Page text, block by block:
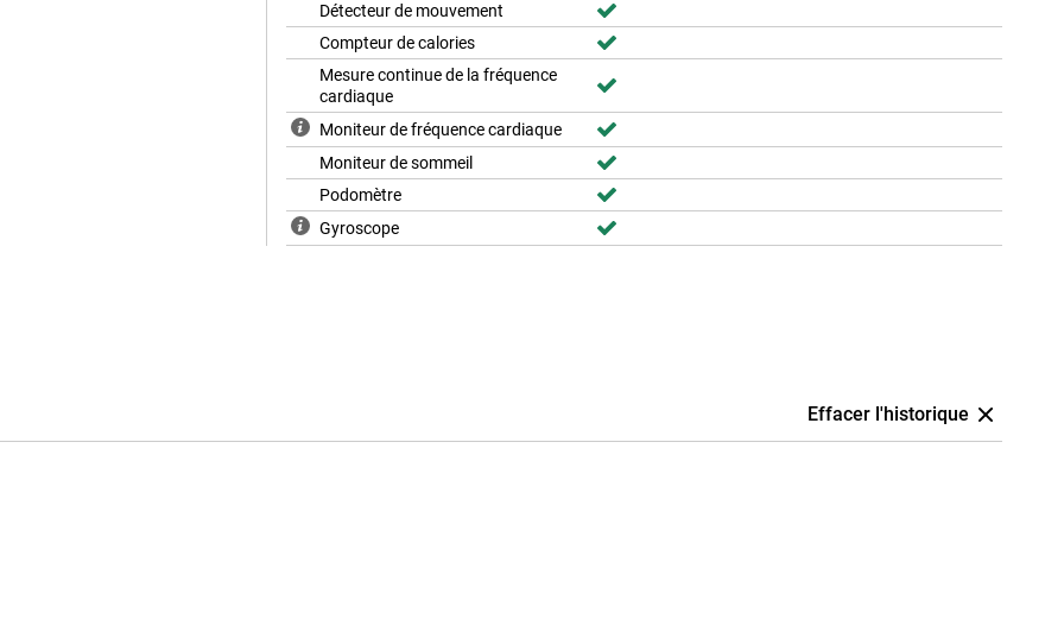
Détecteur de mouvement
Compteur de calories
Mesure continue de la fréquence
cardiaque
Moniteur de fréquence cardiaque
Moniteur de sommeil
Podomètre
Gyroscope
Effacer l'historique